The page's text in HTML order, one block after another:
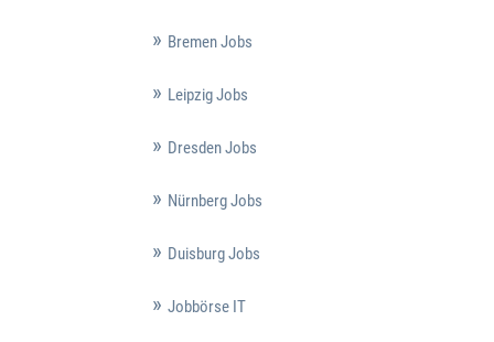
Bremen Jobs
Leipzig Jobs
Dresden Jobs
Nürnberg Jobs
Duisburg Jobs
Jobbörse IT